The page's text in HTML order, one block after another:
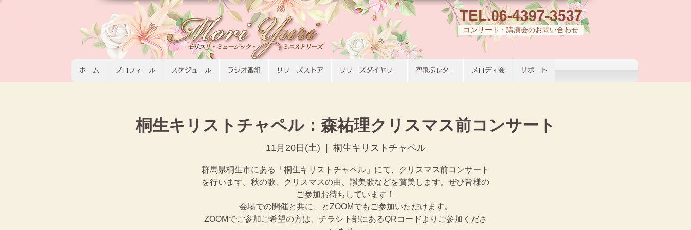
TEL.06-4397-3537
コンサート・講演会のお問い合わせ
ホーム プロフィール スケジュール ラジオ番組 リリーズストア リリーズダイヤリー 空飛ぶレター メロディ会 サポート
桐生キリストチャペル：森祐理クリスマス前コンサート
11月20日(土)
  |
桐生キリストチャペル
群馬県桐生市にある「桐生キリストチャペル」にて、クリスマス前コンサート
を行います。秋の歌、クリスマスの曲、讃美歌などを賛美します。ぜひ皆様の
ご参加お待ちしています！
会場での開催と共に、とZOOMでもご参加いただけます。
ZOOMでご参加ご希望の方は、チラシ下部にあるQRコードよりご参加くださ